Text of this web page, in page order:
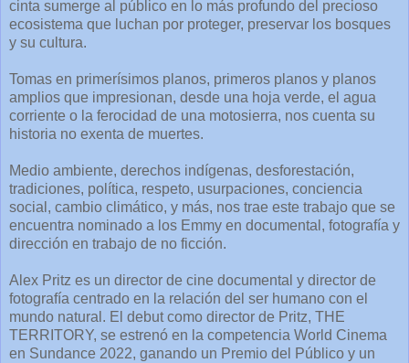
cinta sumerge al público en lo más profundo del precioso
ecosistema que luchan por proteger, preservar los bosques
y su cultura.
Tomas en primerísimos planos, primeros planos y planos
amplios que impresionan, desde una hoja verde, el agua
corriente o la ferocidad de una motosierra, nos cuenta su
historia no exenta de muertes.
Medio ambiente, derechos indígenas, desforestación,
tradiciones, política, respeto, usurpaciones, conciencia
social, cambio climático, y más, nos trae este trabajo que se
encuentra nominado a los Emmy en documental, fotografía y
dirección en trabajo de no ficción.
Alex Pritz es un director de cine documental y director de
fotografía centrado en la relación del ser humano con el
mundo natural. El debut como director de Pritz, THE
TERRITORY, se estrenó en la competencia World Cinema
en Sundance 2022, ganando un Premio del Público y un